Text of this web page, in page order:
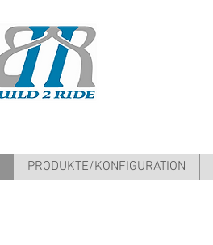
PRODUKTE/KONFIGURATION